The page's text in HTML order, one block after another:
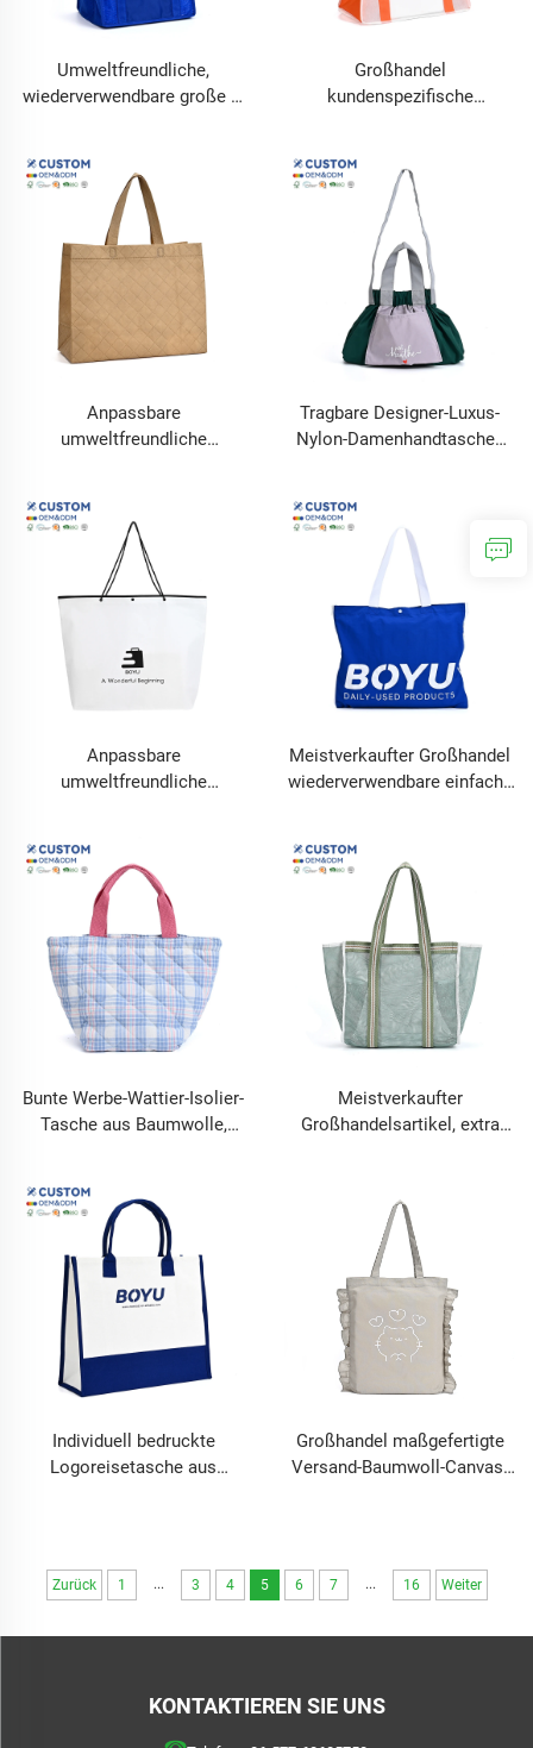
Umweltfreundliche,
wiederverwendbare große 2-
beschichtetem Vliesstoff
mit Buchstabenmuster, für
den Lebensmitteleinkauf
Großhandel
kundenspezifische
wiederverwendbare Einkaufs-
und Geschenktasche,
personalisiert, ideal für den
täglichen Gebrauch und
Werbezwecke
Anpassbare
umweltfreundliche
Einkaufstasche, organische
schlichte Gestaltung für
Bastelarbeiten, Kerzen,
personalisiert
Tragbare Designer-Luxus-
Nylon-Damenhandtaschen
Einkaufstaschen für Damen
Anpassbare
umweltfreundliche
organische schlichte
Gestaltung, für
Bastelarbeiten, Kerzen, für
den täglichen Gebrauch
Meistverkaufter Großhandel
wiederverwendbare einfache
Henkel
Bunte Werbe-Wattier-Isolier-
Tasche aus Baumwolle,
Baumwolle mit Kordelzug
Meistverkaufter
Großhandelsartikel, extra
Innentasche für Reisen und
Einkaufen
Individuell bedruckte
Logoreisetasche aus
Baumwollstrands Tasche
Großhandel maßgefertigte
Versand-Baumwoll-Canvas-
individuellem Logo-Druck
Zurück 1 ... 3 4 5 6 7 ... 16 Weiter
KONTAKTIEREN SIE UNS